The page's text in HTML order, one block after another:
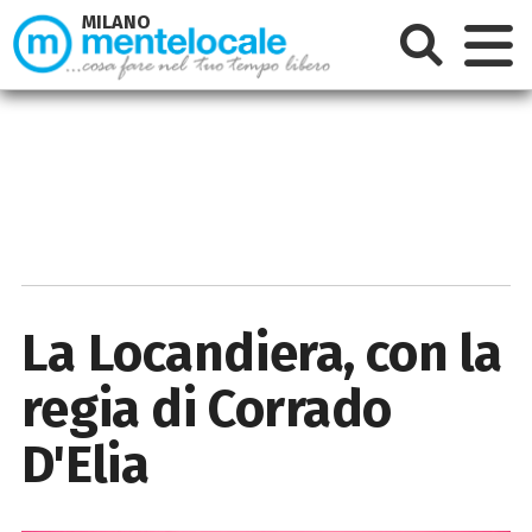
La Locandiera, con la
regia di Corrado
D'Elia
MILANO